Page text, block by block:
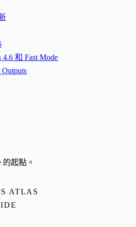
和 Fast Mode
的起點。
ATLAS